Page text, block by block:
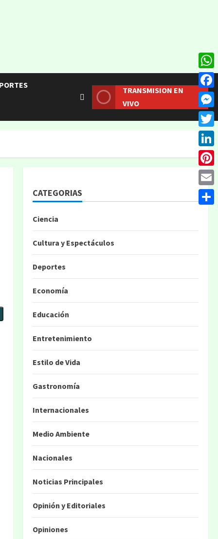
TRANSMISION EN
VIVO
CATEGORIAS
Ciencia
Cultura y Espectáculos
Deportes
Economía
Educación
Entretenimiento
Estilo de Vida
Gastronomía
Internacionales
Medio Ambiente
Nacionales
Noticias Principales
Opinión y Editoriales
Opiniones
Email